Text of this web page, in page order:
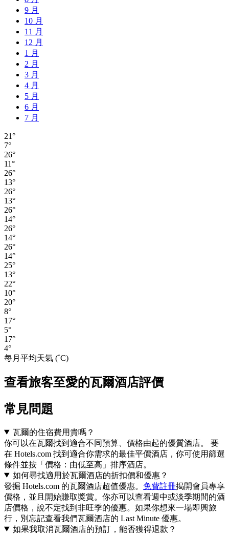
9 月
10 月
11 月
12 月
1 月
2 月
3 月
4 月
5 月
6 月
7 月
21°
7°
26°
11°
26°
13°
26°
13°
26°
14°
26°
14°
26°
14°
25°
13°
22°
10°
20°
8°
17°
5°
17°
4°
每月平均天氣 (˚C)
查看旅客至愛的瓦爾酒店評價
常見問題
瓦爾的住宿費用貴嗎？
你可以在瓦爾找到適合不同預算、價格由起的優質酒店。 要
在 Hotels.com 找到適合你需求的最佳平價酒店，你可使用篩選
條件並按「價格：由低至高」排序酒店。
如何尋找適用於瓦爾酒店的折扣價和優惠？
發掘 Hotels.com 的瓦爾酒店超值優惠。 免費註冊揭開會員專享
價格，並且開始賺取獎賞。你亦可以查看週中或淡季期間的酒
店價格，說不定找到非旺季的優惠。如果你想來一場即興旅
行，別忘記查看我們瓦爾酒店的 Last Minute 優惠。
如果我取消瓦爾酒店的預訂，能否獲得退款？